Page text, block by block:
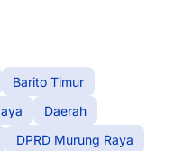
Barito Timur
Daerah
DPRD Murung Raya